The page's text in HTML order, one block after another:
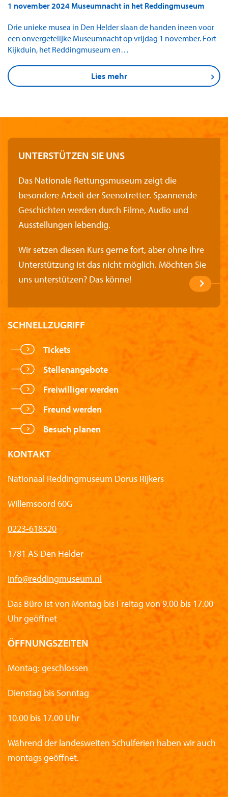
1 november 2024 Museumnacht in het Reddingmuseum
Drie unieke musea in Den Helder slaan de handen ineen voor
een onvergetelijke Museumnacht op vrijdag 1 november. Fort
Kijkduin, het Reddingmuseum en…
Lies mehr
SCHNELLZUGRIFF
Tickets
Stellenangebote
Freiwilliger werden
Freund werden
Besuch planen
KONTAKT
Nationaal Reddingmuseum Dorus Rijkers
Willemsoord 60G
0223-618320
1781 AS Den Helder
info@reddingmuseum.nl
Das Büro ist von Montag bis Freitag von 9.00 bis 17.00
Uhr geöffnet
ÖFFNUNGSZEITEN
Montag: geschlossen
Dienstag bis Sonntag
10.00 bis 17.00 Uhr
Während der landesweiten Schulferien haben wir auch
montags geöffnet.
UNTERSTÜTZEN SIE UNS
Das Nationale Rettungsmuseum zeigt die
besondere Arbeit der Seenotretter. Spannende
Geschichten werden durch Filme, Audio und
Ausstellungen lebendig.
Wir setzen diesen Kurs gerne fort, aber ohne Ihre
Unterstützung ist das nicht möglich. Möchten Sie
uns unterstützen? Das könne!